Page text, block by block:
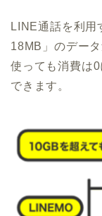
LINE通話を利用
18MB」のデー
使っても消費は
できます。